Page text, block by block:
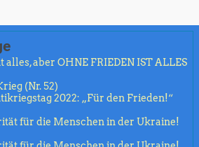
aber OHNE FRIEDEN IST ALLES
(Nr. 52)
2022: „Für den Frieden!“
für die Menschen in der Ukraine!